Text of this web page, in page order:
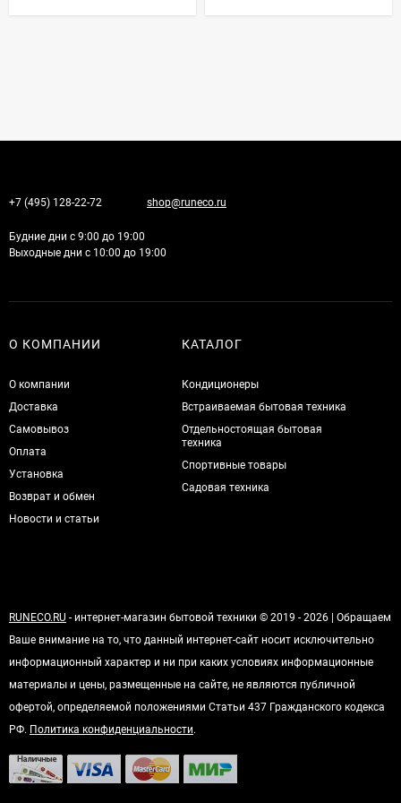
+7 (495) 128-22-72 shop@runeco.ru
Будние дни с 9:00 до 19:00
Выходные дни с 10:00 до 19:00
О КОМПАНИИ
О компании
Доставка
Самовывоз
Оплата
Установка
Возврат и обмен
Новости и статьи
КАТАЛОГ
Кондиционеры
Встраиваемая бытовая техника
Отдельностоящая бытовая
техника
Спортивные товары
Садовая техника
RUNECO.RU - интернет-магазин бытовой техники © 2019 - 2026 | Обращаем
Ваше внимание на то, что данный интернет-сайт носит исключительно
информационный характер и ни при каких условиях информационные
материалы и цены, размещенные на сайте, не являются публичной
офертой, определяемой положениями Статьи 437 Гражданского кодекса
РФ. Политика конфиденциальности.